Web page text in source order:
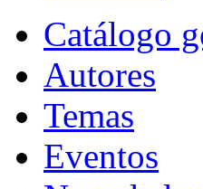
Catálogo
Autores
Temas
Eventos